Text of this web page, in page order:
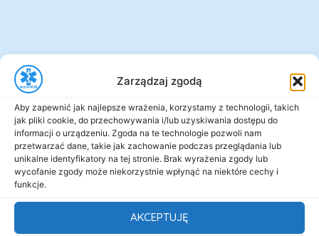
Zarządzaj zgodą
Aby zapewnić jak najlepsze wrażenia, korzystamy z technologii, takich
jak pliki cookie, do przechowywania i/lub uzyskiwania dostępu do
informacji o urządzeniu. Zgoda na te technologie pozwoli nam
przetwarzać dane, takie jak zachowanie podczas przeglądania lub
unikalne identyfikatory na tej stronie. Brak wyrażenia zgody lub
wycofanie zgody może niekorzystnie wpłynąć na niektóre cechy i
funkcje.
AKCEPTUJĘ